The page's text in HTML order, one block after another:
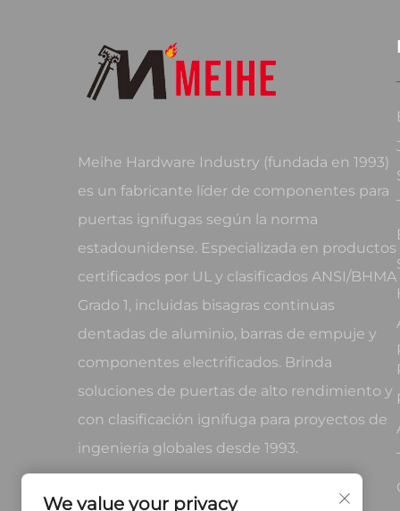
Meihe Hardware Industry (fundada en 1993)
es un fabricante líder de componentes para
puertas ignífugas según la norma
estadounidense. Especializada en productos
certificados por UL y clasificados ANSI/BHMA
Grado 1, incluidas bisagras continuas
dentadas de aluminio, barras de empuje y
componentes electrificados. Brinda
soluciones de puertas de alto rendimiento y
con clasificación ignífuga para proyectos de
ingeniería globales desde 1993.
We value your privacy